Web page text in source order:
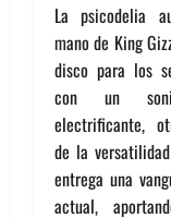
La psicodelia
mano de King
disco para los
con un
electrificante,
de la
entrega una
actual,